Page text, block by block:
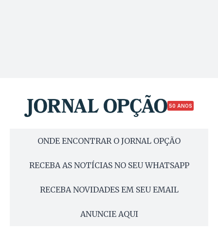
50 ANOS
ONDE ENCONTRAR O JORNAL OPÇÃO
RECEBA AS NOTÍCIAS NO SEU WHATSAPP
RECEBA NOVIDADES EM SEU EMAIL
ANUNCIE AQUI